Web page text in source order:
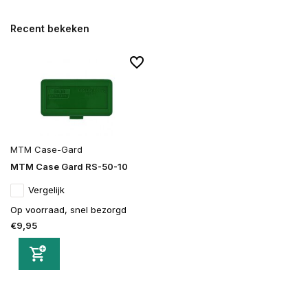
Recent bekeken
MTM Case-Gard
MTM Case Gard RS-50-10
Vergelijk
Op voorraad, snel bezorgd
€9,95